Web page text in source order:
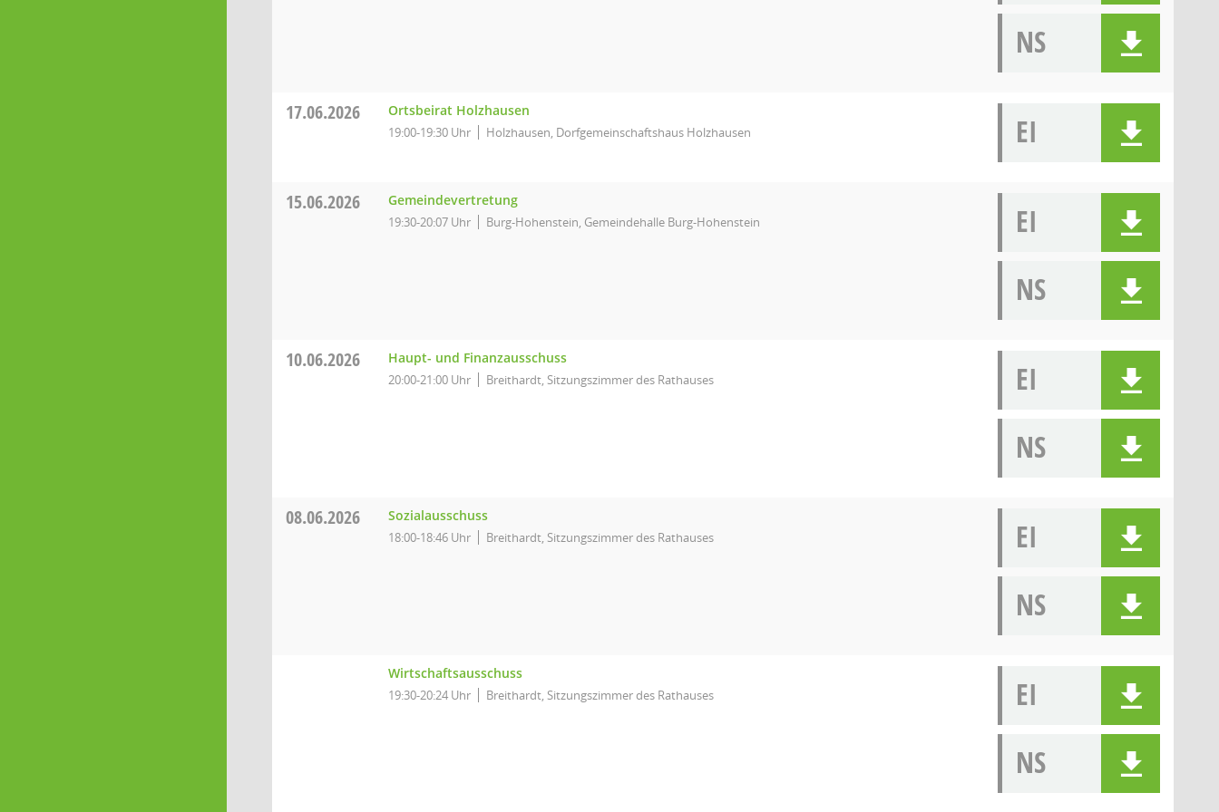
NS
17.06.2026 Ortsbeirat Holzhausen
19:00-19:30 Uhr Holzhausen, Dorfgemeinschaftshaus Holzhausen EI
15.06.2026 Gemeindevertretung
19:30-20:07 Uhr Burg-Hohenstein, Gemeindehalle Burg-Hohenstein
EI
NS
10.06.2026 Haupt- und Finanzausschuss
20:00-21:00 Uhr Breithardt, Sitzungszimmer des Rathauses
EI
NS
08.06.2026 Sozialausschuss
18:00-18:46 Uhr Breithardt, Sitzungszimmer des Rathauses
EI
NS
Wirtschaftsausschuss
19:30-20:24 Uhr Breithardt, Sitzungszimmer des Rathauses
EI
NS